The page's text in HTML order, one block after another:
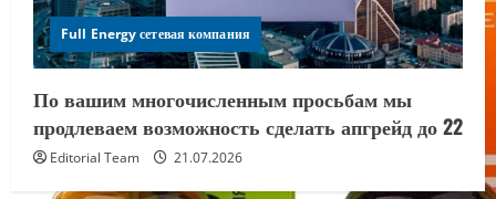
Full Energy сетевая компания
По вашим многочисленным просьбам мы
продлеваем возможность сделать апгрейд до 22
Editorial Team 21.07.2026